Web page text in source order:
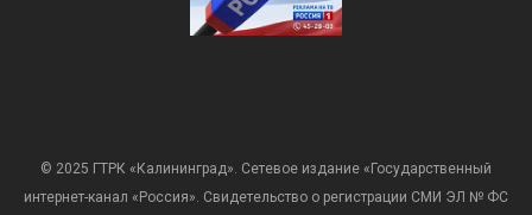
© 2025 ГТРК «Калининград». Сетевое издание «Государственный
интернет-канал «Россия». Свидетельство о регистрации СМИ ЭЛ № ФС